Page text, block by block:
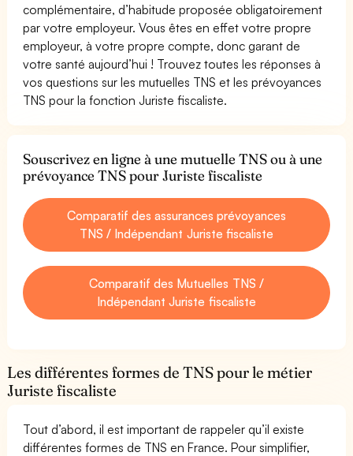
complémentaire, d’habitude proposée obligatoirement
par votre employeur. Vous êtes en effet votre propre
employeur, à votre propre compte, donc garant de
votre santé aujourd’hui ! Trouvez toutes les réponses à
vos questions sur les mutuelles TNS et les prévoyances
TNS pour la fonction Juriste fiscaliste.
Souscrivez en ligne à une mutuelle TNS ou à une
prévoyance TNS pour Juriste fiscaliste
Comparatif des assurances prévoyances
TNS / Indépendant Juriste fiscaliste
Comparatif des Mutuelles TNS /
Indépendant Juriste fiscaliste
Les différentes formes de TNS pour le métier
Juriste fiscaliste
Tout d’abord, il est important de rappeler qu’il existe
différentes formes de TNS en France. Pour simplifier,